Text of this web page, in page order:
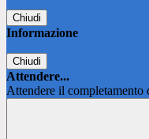
Chiudi
Informazione
Chiudi
Attendere...
Attendere il completamento